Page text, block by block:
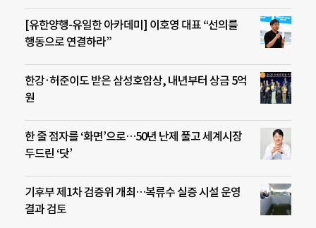
[유한양행-유일한 아카데미] 이호영 대표 “선의를
행동으로 연결하라”
한강·허준이도 받은 삼성호암상, 내년부터 상금 5억
원
한 줄 점자를 ‘화면’으로…50년 난제 풀고 세계시장
두드린 ‘닷’
기후부 제1차 검증위 개최…복류수 실증 시설 운영
결과 검토